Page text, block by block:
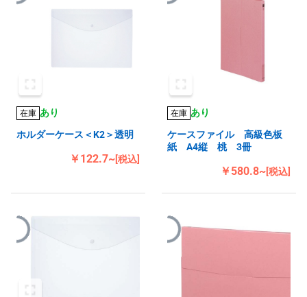
在庫 あり
ホルダーケース＜K2＞透明
￥122.7~[税込]
在庫 あり
ケースファイル 高級色板
紙 A4縦 桃 3冊
￥580.8~[税込]